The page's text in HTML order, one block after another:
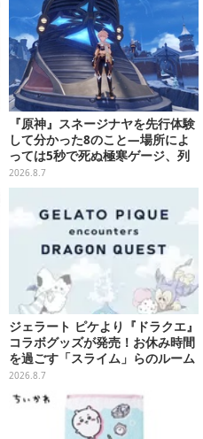
『原神』スネージナヤを先行体験
して分かった8のこと―場所によ
っては5秒で死ぬ極寒ゲージ、列
車は“ダイナミック途中下車”可能
など自由度高め
2026.8.7
ジェラート ピケより『ドラクエ』
コラボグッズが発売！お休み時間
を過ごす「スライム」らのルーム
ウェア、雑貨など多数ラインナッ
プ
2026.8.7